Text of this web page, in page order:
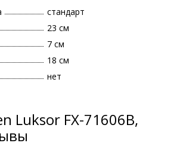
стандарт
23 см
7 см
18 см
нет
Luksor FX-71606B,